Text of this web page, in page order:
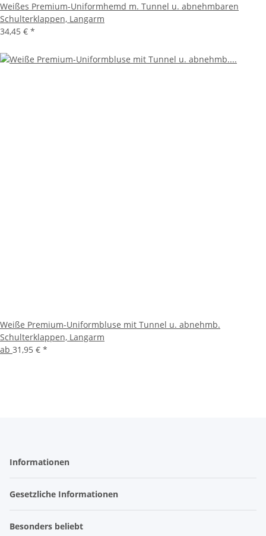
Weißes Premium-Uniformhemd m. Tunnel u. abnehmbaren
Schulterklappen, Langarm
34,45 € *
Weiße Premium-Uniformbluse mit Tunnel u. abnehmb.
Schulterklappen, Langarm
ab 31,95 € *
Informationen
Gesetzliche Informationen
Besonders beliebt